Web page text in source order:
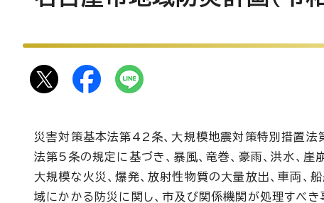
災害対策基本法第42条、大規模地震対策特別措置法
法第5条の規定に基づき、暴風、竜巻、豪雨、洪水、
大規模な火災、爆発、放射性物質の大量放出、車両、
域にかかる防災に関し、市及び関係機関が処理すべ